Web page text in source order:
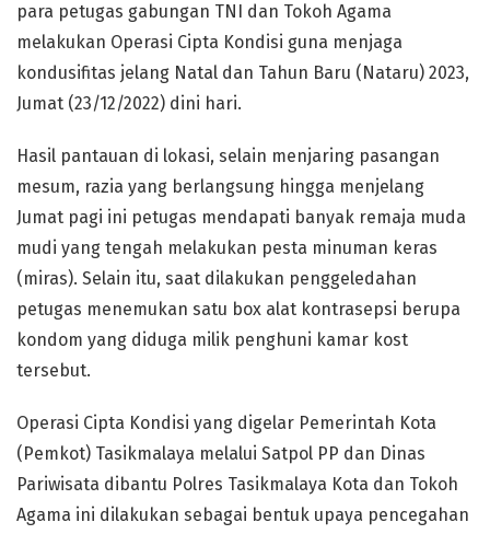
para petugas gabungan TNI dan Tokoh Agama
melakukan Operasi Cipta Kondisi guna menjaga
kondusifitas jelang Natal dan Tahun Baru (Nataru) 2023,
Jumat (23/12/2022) dini hari.
Hasil pantauan di lokasi, selain menjaring pasangan
mesum, razia yang berlangsung hingga menjelang
Jumat pagi ini petugas mendapati banyak remaja muda
mudi yang tengah melakukan pesta minuman keras
(miras). Selain itu, saat dilakukan penggeledahan
petugas menemukan satu box alat kontrasepsi berupa
kondom yang diduga milik penghuni kamar kost
tersebut.
Operasi Cipta Kondisi yang digelar Pemerintah Kota
(Pemkot) Tasikmalaya melalui Satpol PP dan Dinas
Pariwisata dibantu Polres Tasikmalaya Kota dan Tokoh
Agama ini dilakukan sebagai bentuk upaya pencegahan